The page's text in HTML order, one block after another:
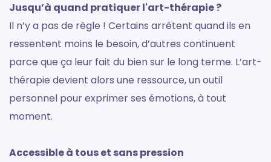
Jusqu’à quand pratiquer l'art-thérapie ?
Il n’y a pas de règle ! Certains arrêtent quand ils en
ressentent moins le besoin, d’autres continuent
parce que ça leur fait du bien sur le long terme. L’art-
thérapie devient alors une ressource, un outil
personnel pour exprimer ses émotions, à tout
moment.
Accessible à tous et sans pression